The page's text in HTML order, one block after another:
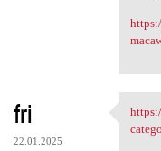
fri
22.01.2025